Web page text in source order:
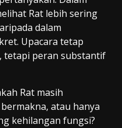
Rat lebih sering
dalam
Upacara tetap
tetapi peran substantif
Rat masih
atau hanya
kehilangan fungsi?